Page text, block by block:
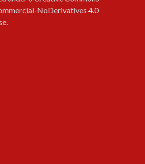
NoDerivatives 4.0
.